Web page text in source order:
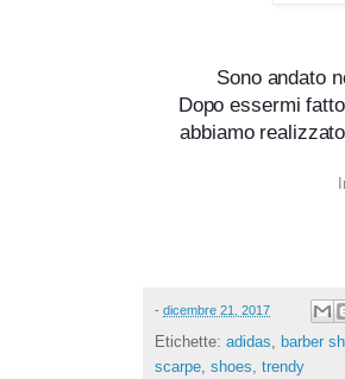
Sono andato
Dopo essermi
abbiamo
- dicembre 21, 2017
Etichette: adidas, barber
scarpe, shoes, trendy